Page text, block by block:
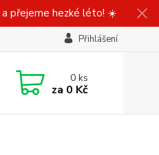
a přejeme hezké léto! ☀️
Přihlášení
0ks
za 0 Kč